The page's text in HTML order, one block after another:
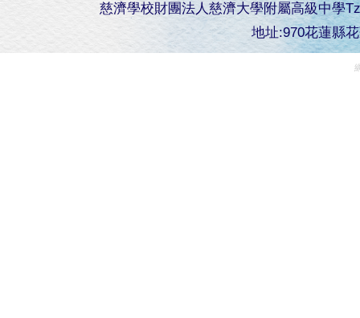
慈濟學校財團法人慈濟大學附屬高級中學
地址:970花蓮縣